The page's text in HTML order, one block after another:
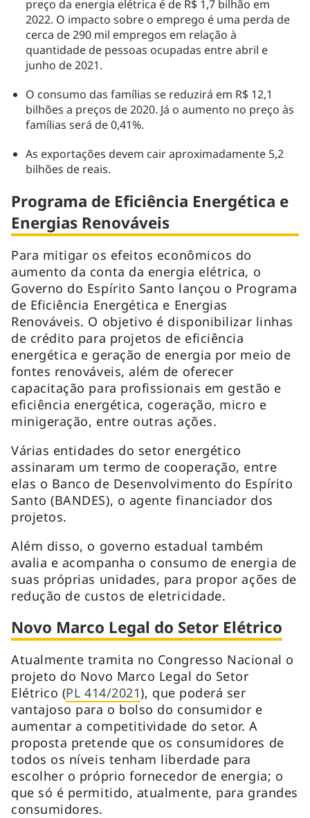
preço da energia elétrica é de R$ 1,7 bilhão em
2022. O impacto sobre o emprego é uma perda de
cerca de 290 mil empregos em relação à
quantidade de pessoas ocupadas entre abril e
junho de 2021.
O consumo das famílias se reduzirá em R$ 12,1
bilhões a preços de 2020. Já o aumento no preço às
famílias será de 0,41%.
As exportações devem cair aproximadamente 5,2
bilhões de reais.
Programa de Eficiência Energética e
Energias Renováveis
Para mitigar os efeitos econômicos do
aumento da conta da energia elétrica, o
Governo do Espírito Santo lançou o Programa
de Eficiência Energética e Energias
Renováveis. O objetivo é disponibilizar linhas
de crédito para projetos de eficiência
energética e geração de energia por meio de
fontes renováveis, além de oferecer
capacitação para profissionais em gestão e
eficiência energética, cogeração, micro e
minigeração, entre outras ações.
Várias entidades do setor energético
assinaram um termo de cooperação, entre
elas o Banco de Desenvolvimento do Espírito
Santo (BANDES), o agente financiador dos
projetos.
Além disso, o governo estadual também
avalia e acompanha o consumo de energia de
suas próprias unidades, para propor ações de
redução de custos de eletricidade.
Novo Marco Legal do Setor Elétrico
Atualmente tramita no Congresso Nacional o
projeto do Novo Marco Legal do Setor
Elétrico (PL 414/2021), que poderá ser
vantajoso para o bolso do consumidor e
aumentar a competitividade do setor. A
proposta pretende que os consumidores de
todos os níveis tenham liberdade para
escolher o próprio fornecedor de energia; o
que só é permitido, atualmente, para grandes
consumidores.